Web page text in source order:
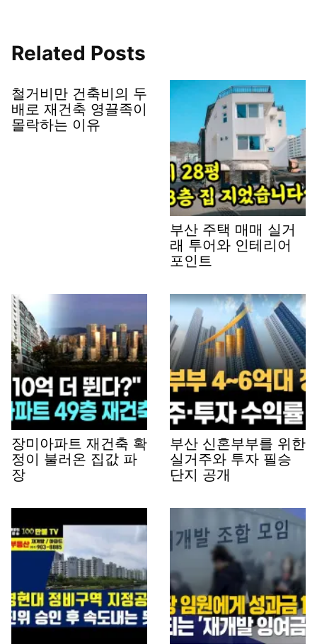
Related Posts
철거비만 건축비의 두
배로 재건축 영끌족이
몰락하는 이유
부산 주택 매매 실거
래 투어와 인테리어
포인트
장미아파트 재건축 확
정이 불러온 집값 파
장
부산 신혼부부를 위한
실거주와 투자 필승
단지 공개